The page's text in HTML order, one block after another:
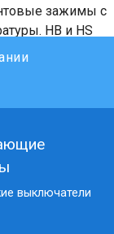
зажимы с
HB и HS
RS-485
выключатели